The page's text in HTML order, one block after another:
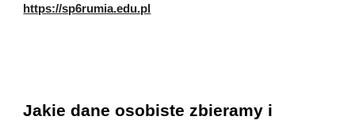
https://sp6rumia.edu.pl
Jakie dane osobiste zbieramy i